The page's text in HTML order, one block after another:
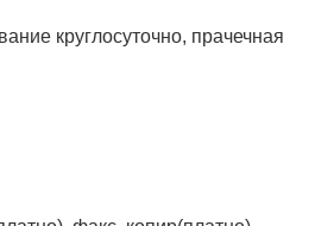
круглосуточно, прачечная